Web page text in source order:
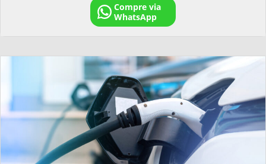
Compre via
WhatsApp